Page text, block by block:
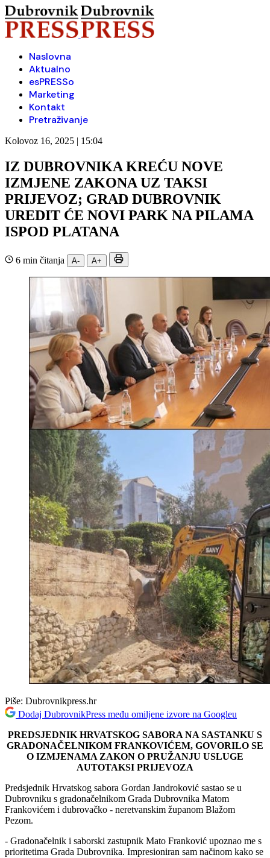
Naslovna
Aktualno
esPRESSo
Marketing
Kontakt
Pretraživanje
Kolovoz 16, 2025 | 15:04
IZ DUBROVNIKA KREĆU NOVE
IZMJENE ZAKONA UZ TAKSI
PRIJEVOZ; GRAD DUBROVNIK
UREDIT ĆE NOVI PARK NA PILAMA
ISPOD PLATANA
6 min čitanja A- A+
Piše: Dubrovnikpress.hr
Dodaj DubrovnikPress među omiljene izvore na Googleu
PREDSJEDNIK HRVATSKOG SABORA NA SASTANKU S
GRADONAČELNIKOM FRANKOVIĆEM, GOVORILO SE
O IZMJENAMA ZAKON O PRUŽANJU USLUGE
AUTOTAKSI PRIJEVOZA
Predsjednik Hrvatskog sabora Gordan Jandroković sastao se u
Dubrovniku s gradonačelnikom Grada Dubrovnika Matom
Frankovićem i dubrovačko - neretvanskim županom Blažom
Pezom.
- Gradonačelnik i saborski zastupnik Mato Franković upoznao me s
prioritetima Grada Dubrovnika. Impresioniran sam načinom kako se